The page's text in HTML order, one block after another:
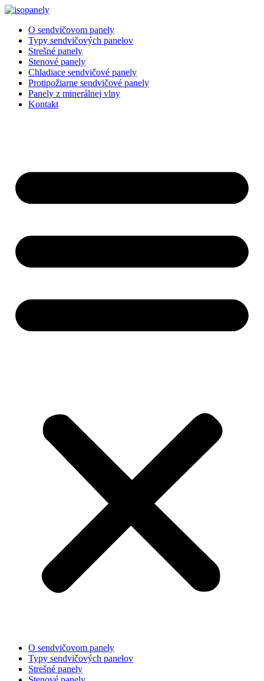
Preskočiť
obsah
O sendvičovom panely
Typy sendvičových panelov
Strešné panely
Stenové panely
Chladiace sendvičové panely
Protipožiarne sendvičové panely
Panely z minerálnej vlny
Kontakt
O sendvičovom panely
Typy sendvičových panelov
Strešné panely